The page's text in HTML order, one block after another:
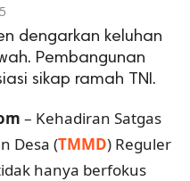
dengarkan keluhan
Pembangunan
sikap ramah TNI.
– Kehadiran Satgas
Desa (TMMD) Reguler
hanya berfokus